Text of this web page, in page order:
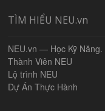
TÌM HIỂU NEU.vn
NEU.vn — Học Kỹ
Thành Viên NEU
Lộ trình NEU
Dự Án Thực Hành